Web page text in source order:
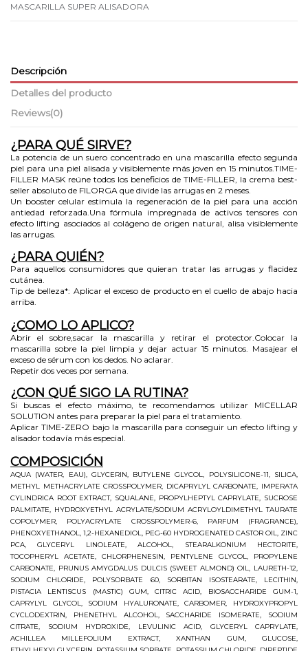
MASCARILLA SUPER ALISADORA
Descripción
Detalles del producto
Reviews(0)
¿PARA QUÉ SIRVE?
La potencia de un suero concentrado en una mascarilla efecto segunda
piel para una piel alisada y visiblemente más joven en 15 minutos.TIME-
FILLER MASK reúne todos los beneficios de TIME-FILLER, la crema best-
seller absoluto de FILORGA que divide las arrugas en 2 meses.
Un booster celular estimula la regeneración de la piel para una acción
antiedad reforzada.Una fórmula impregnada de activos tensores con
efecto lifting asociados al colágeno de origen natural, alisa visiblemente
las arrugas.
¿PARA QUIÉN?
Para aquellos consumidores que quieran tratar las arrugas y flacidez
cutánea.
Tip de belleza*: Aplicar el exceso de producto en el cuello de abajo hacia
arriba.
¿COMO LO APLICO?
Abrir el sobre,sacar la mascarilla y retirar el protector.Colocar la
mascarilla sobre la piel limpia y dejar actuar 15 minutos. Masajear el
exceso de sérum con los dedos. No aclarar.
Repetir dos veces por semana.
¿CON QUÉ SIGO LA RUTINA?
Si buscas el efecto máximo, te recomendamos utilizar MICELLAR
SOLUTION antes para preparar la piel para el tratamiento.
Aplicar TIME-ZERO bajo la mascarilla para conseguir un efecto lifting y
alisador todavía más especial.
COMPOSICIÓN
AQUA (WATER, EAU), GLYCERIN, BUTYLENE GLYCOL, POLYSILICONE-11, SILICA,
METHYL METHACRYLATE CROSSPOLYMER, DICAPRYLYL CARBONATE, IMPERATA
CYLINDRICA ROOT EXTRACT, SQUALANE, PROPYLHEPTYL CAPRYLATE, SUCROSE
PALMITATE, HYDROXYETHYL ACRYLATE/SODIUM ACRYLOYLDIMETHYL TAURATE
COPOLYMER, POLYACRYLATE CROSSPOLYMER-6, PARFUM (FRAGRANCE),
PHENOXYETHANOL, 1,2-HEXANEDIOL, PEG-60 HYDROGENATED CASTOR OIL, ZINC
PCA, GLYCERYL LINOLEATE, ALCOHOL, STEARALKONIUM HECTORITE,
TOCOPHERYL ACETATE, CHLORPHENESIN, PENTYLENE GLYCOL, PROPYLENE
CARBONATE, PRUNUS AMYGDALUS DULCIS (SWEET ALMOND) OIL, LAURETH-12,
SODIUM CHLORIDE, POLYSORBATE 60, SORBITAN ISOSTEARATE, LECITHIN,
PISTACIA LENTISCUS (MASTIC) GUM, CITRIC ACID, BIOSACCHARIDE GUM-1,
CAPRYLYL GLYCOL, SODIUM HYALURONATE, CARBOMER, HYDROXYPROPYL
CYCLODEXTRIN, PHENETHYL ALCOHOL, SACCHARIDE ISOMERATE, SODIUM
CITRATE, SODIUM HYDROXIDE, LEVULINIC ACID, GLYCERYL CAPRYLATE,
ACHILLEA MILLEFOLIUM EXTRACT, XANTHAN GUM, GLUCOSE,